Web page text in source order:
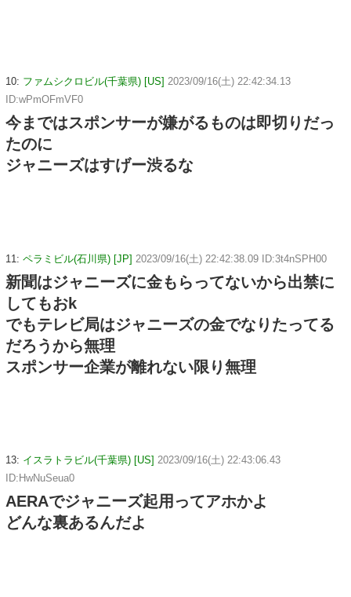
10: ファムシクロビル(千葉県) [US] 2023/09/16(土) 22:42:34.13
ID:wPmOFmVF0
今まではスポンサーが嫌がるものは即切りだっ
たのに
ジャニーズはすげー渋るな
11: ペラミビル(石川県) [JP] 2023/09/16(土) 22:42:38.09 ID:3t4nSPH00
新聞はジャニーズに金もらってないから出禁に
してもおk
でもテレビ局はジャニーズの金でなりたってる
だろうから無理
スポンサー企業が離れない限り無理
13: イスラトラビル(千葉県) [US] 2023/09/16(土) 22:43:06.43
ID:HwNuSeua0
AERAでジャニーズ起用ってアホかよ
どんな裏あるんだよ